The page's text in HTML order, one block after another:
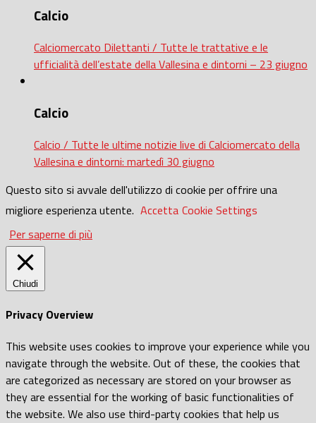
Calcio
Calciomercato Dilettanti / Tutte le trattative e le
ufficialità dell’estate della Vallesina e dintorni – 23 giugno
Calcio
Calcio / Tutte le ultime notizie live di Calciomercato della
Vallesina e dintorni: martedì 30 giugno
Questo sito si avvale dell'utilizzo di cookie per offrire una
migliore esperienza utente. Accetta Cookie Settings
Per saperne di più
Chiudi
Privacy Overview
This website uses cookies to improve your experience while you
navigate through the website. Out of these, the cookies that
are categorized as necessary are stored on your browser as
they are essential for the working of basic functionalities of
the website. We also use third-party cookies that help us